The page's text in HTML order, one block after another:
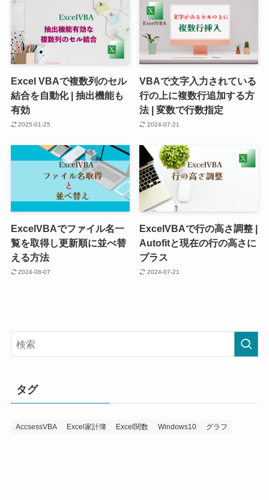
Excel VBAで複数列のセル
結合を自動化 | 抽出機能も
有効
2025-01-25
VBAで文字入力されている
行の上に複数行追加する方
法 | 変数で行数指定
2024-07-21
ExcelVBAでファイル名一
覧を取得し更新順に並べ替
える方法
2024-08-07
ExcelVBAで行の高さ調整 |
Autofitと現在の行の高さに
プラス
2024-07-21
タグ
AccsessVBA Excel家計簿 Excel関数 Windows10 グラフ